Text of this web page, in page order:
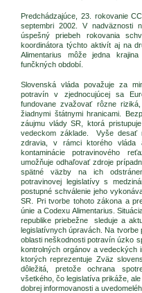
Predchádzajúce, 23. rokovanie
septembri 2002. V nadväznosti
úspešný priebeh rokovania
koordinátora týchto aktivít aj na
Alimentarius môže jedna
funčkných období.
Slovenská vláda považuje za
potravín v zjednocujúcej sa
fundovane zvažovať rôzne
žiadnymi štátnymi hranicami.
záujmu vlády SR, ktorá
vedeckom základe. Vyše desať
zdravia, v rámci ktorého vláda
kontaminácie potravinového
umožňuje odhaľovať zdroje
spätné väzby na ich
potravinovej legislatívy s
postupné schválenie jeho
SR. Pri tvorbe tohoto zákona a
únie a Codexu Alimentarius.
republike priebežne sleduje a
legislatívnych úpravách. Na tvorbe
oblasti neškodnosti potravín úzko
kontrolných orgánov a vedeckých
ktorých reprezentuje Zväz
dôležitá, pretože ochrana
všetkého, čo legislatíva prikáže,
dobrej informovanosti a